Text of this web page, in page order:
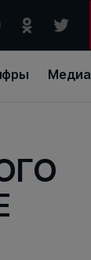
Медиа